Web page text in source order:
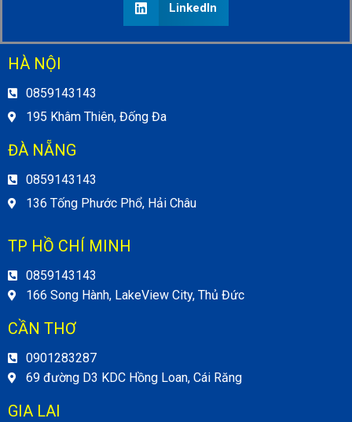
LinkedIn
HÀ NỘI
0859143143
195 Khâm Thiên, Đống Đa
ĐÀ NẴNG
0859143143
136 Tống Phước Phổ, Hải Châu
TP HỒ CHÍ MINH
0859143143
166 Song Hành, LakeView City, Thủ Đức
CẦN THƠ
0901283287
69 đường D3 KDC Hồng Loan, Cái Răng
GIA LAI